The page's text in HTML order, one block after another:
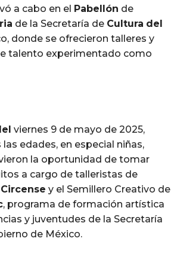
a cabo en el Pabellón de
de la Secretaría de Cultura del
donde se ofrecieron talleres y
talento experimentado como
viernes 9 de mayo de 2025,
edades, en especial niñas,
la oportunidad de tomar
a cargo de talleristas de
Circense y el Semillero Creativo de
, programa de formación artística
y juventudes de la Secretaría
de México.